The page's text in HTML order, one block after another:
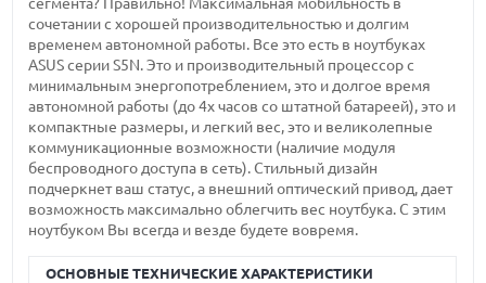
сочетании с хорошей производительностью и долгим
временем автономной работы. Все это есть в ноутбуках
ASUS серии S5N. Это и производительный процессор с
минимальным энергопотреблением, это и долгое время
автономной работы (до 4х часов со штатной батареей), это и
компактные размеры, и легкий вес, это и великолепные
коммуникационные возможности (наличие модуля
беспроводного доступа в сеть). Стильный дизайн
подчеркнет ваш статус, а внешний оптический привод, дает
возможность максимально облегчить вес ноутбука. С этим
ноутбуком Вы всегда и везде будете вовремя.
ОСНОВНЫЕ ТЕХНИЧЕСКИЕ ХАРАКТЕРИСТИКИ